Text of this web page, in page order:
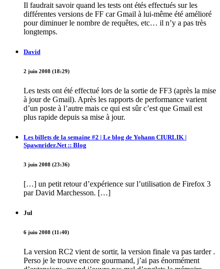
Il faudrait savoir quand les tests ont étés effectués sur les
différentes versions de FF car Gmail à lui-même été amélioré
pour diminuer le nombre de requêtes, etc… il n’y a pas très
longtemps.
David
2 juin 2008 (18:29)
Les tests ont été effectué lors de la sortie de FF3 (après la mise
à jour de Gmail). Après les rapports de performance varient
d’un poste à l’autre mais ce qui est sûr c’est que Gmail est
plus rapide depuis sa mise à jour.
Les billets de la semaine #2 | Le blog de Yohann CIURLIK |
Spawnrider.Net :: Blog
3 juin 2008 (23:36)
[…] un petit retour d’expérience sur l’utilisation de Firefox 3
par David Marchesson. […]
Jul
6 juin 2008 (11:40)
La version RC2 vient de sortir, la version finale va pas tarder .
Perso je le trouve encore gourmand, j’ai pas énormément